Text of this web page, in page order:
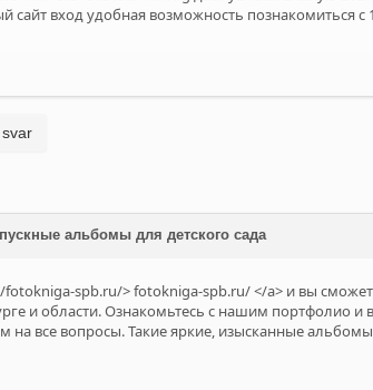
сайт вход удобная возможность познакомиться
альбомы для детского сада
fotokniga-spb.ru/>fotokniga-spb.ru/</a> и вы
и области. Ознакомьтесь с нашим портфолио
на все вопросы. Такие яркие, изысканные